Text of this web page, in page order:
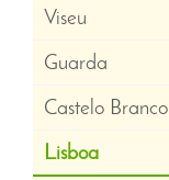
Viseu
Guarda
Castelo Branco
Lisboa